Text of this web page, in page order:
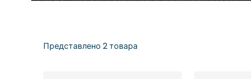
Представлено 2 товара